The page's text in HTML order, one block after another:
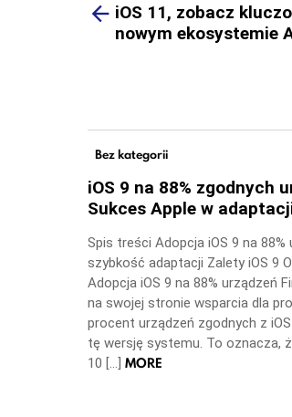
moreiOS 11, zobacz
nowym ekosystemie
Bez kategorii
iOS 9 na 88% zgodnych
Sukces Apple w
Spis treści Adopcja iOS 9 na
szybkość adaptacji Zalety iOS 9
Adopcja iOS 9 na 88% urządzeń
na swojej stronie wsparcia dla
procent urządzeń zgodnych z
tę wersję systemu. To oznacza,
10 […] MORE